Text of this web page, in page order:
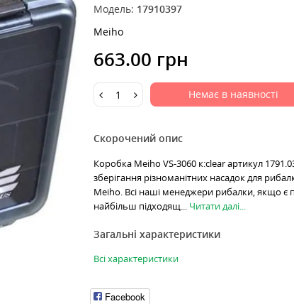
Модель: 17910397
Meiho
663.00 грн
Немає в наявності
Скорочений опис
Коробка Meiho VS-3060 к:clear артикул
зберігання різноманітних насадок для
Meiho. Всі наші менеджери рибалки, якщо є
найбільш підходящ... Читати далі...
Загальні характеристики
Всі характеристики
Facebook